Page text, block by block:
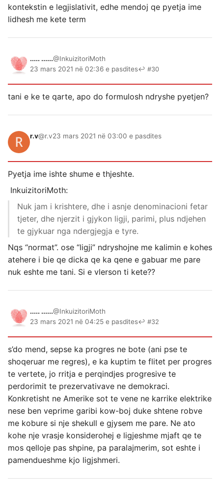
kontekstin e legjislativit, edhe mendoj qe pyetja ime
lidhesh me kete term
..... ......@InkuizitoriMoth
23 mars 2021 në 02:36 e pasdites↩ #30
tani e ke te qarte, apo do formulosh ndryshe pyetjen?
r.v@r.v23 mars 2021 në 03:00 e pasdites
Pyetja ime ishte shume e thjeshte.
InkuizitoriMoth:
Nuk jam i krishtere, dhe i asnje denominacioni fetar
tjeter, dhe njerzit i gjykon ligji, parimi, plus ndjehen
te gjykuar nga ndergjegja e tyre.
Nqs “normat”. ose “ligji” ndryshojne me kalimin e kohes
atehere i bie qe dicka qe ka qene e gabuar me pare
nuk eshte me tani. Si e vlerson ti kete??
..... ......@InkuizitoriMoth
23 mars 2021 në 04:25 e pasdites↩ #32
s’do mend, sepse ka progres ne bote (ani pse te
shoqeruar me regres), e ka kuptim te flitet per progres
te vertete, jo rritja e perqindjes progresive te
perdorimit te prezervativave ne demokraci.
Konkretisht ne Amerike sot te vene ne karrike elektrike
nese ben veprime garibi kow-boj duke shtene robve
me kobure si nje shekull e gjysem me pare. Ne ato
kohe nje vrasje konsiderohej e ligjeshme mjaft qe te
mos qelloje pas shpine, pa paralajmerim, sot eshte i
pamendueshme kjo ligjshmeri.